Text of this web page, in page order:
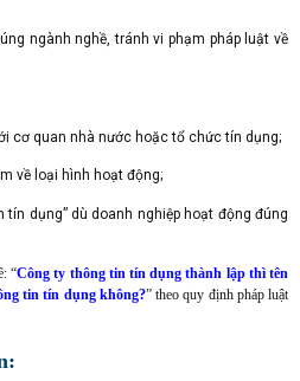
ngành nghề, tránh vi phạm pháp luật về
cơ quan nhà nước hoặc tổ chức tín dụng;
về loại hình hoạt động;
tín dụng” dù doanh nghiệp hoạt động đúng
“Công ty thông tin tín dụng thành lập thì tên
tin tín dụng không?” theo quy định pháp luật